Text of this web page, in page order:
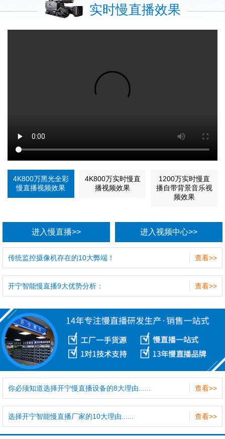
实时慢直播效果
4K800万黑光全彩
慢直播视频效果
4K800万实时慢直
播视频效果
1200万实时慢直
播自带背景音乐视
频效果
进入慢直播>> 进入视频中心>>
查看>>
传统监控摄像机存在的10大弊端！
查看>>
开宁智能慢直播9大优势分析：
查看>>
你必须知道选择开宁慢直播设备的8大理由......
查看>>
选择开宁智能慢直播厂家的10大理由......